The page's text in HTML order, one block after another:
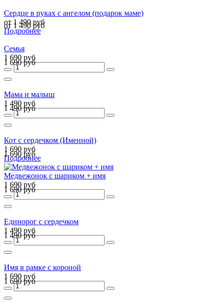
Сердце в руках с ангелом (подарок маме)
от 1 490 руб
от 1 490 руб
Подробнее
Семья
1 690 руб
1 690 руб
Мама и малыш
1 490 руб
1 490 руб
Кот с сердечком (Именной)
1 690 руб
1 690 руб
Подробнее
Медвежонок с шариком + имя
1 690 руб
1 690 руб
Единорог с сердечком
1 490 руб
1 490 руб
Имя в рамке с короной
1 690 руб
1 690 руб